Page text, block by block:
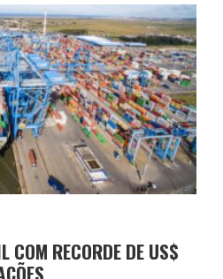
COM RECORDE DE US$